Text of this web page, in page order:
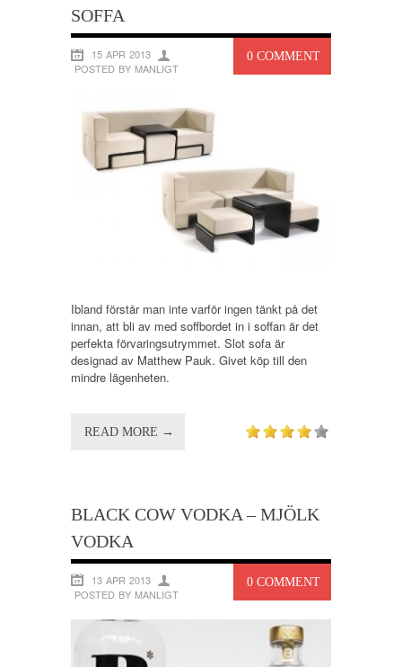
SOFFA
0 COMMENT
15 APR 2013
POSTED BY MANLIGT
Ibland förstår man inte varför ingen tänkt på det
innan, att bli av med soffbordet in i soffan är det
perfekta förvaringsutrymmet. Slot sofa är
designad av Matthew Pauk. Givet köp till den
mindre lägenheten.
READ MORE →
BLACK COW VODKA – MJÖLK
VODKA
0 COMMENT
13 APR 2013
POSTED BY MANLIGT